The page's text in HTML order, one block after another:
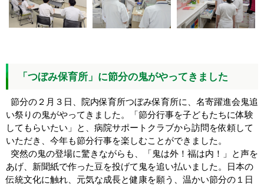
「つぼみ保育所」に節分の鬼がやってきました
節分の２月３日、院内保育所つぼみ保育所に、名寄躍進会鬼追
い祭りの鬼がやってきました。「節分行事を子どもたちに体験
してもらいたい」と、病院サポートクラブから訪問を依頼して
いただき、今年も節分行事を楽しむことができました。
突然の鬼の登場に驚きながらも、「鬼は外！福は内！」と声を
あげ、新聞紙で作った豆を投げて鬼を追い払いました。日本の
伝統文化に触れ、元気な成長と健康を願う、温かい節分の１日